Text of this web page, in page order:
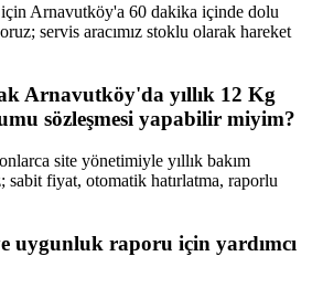
Arnavutköy'a 60 dakika içinde dolu
servis aracımız stoklu olarak hareket
Arnavutköy'da yıllık 12 Kg
sözleşmesi yapabilir miyim?
site yönetimiyle yıllık bakım
sabit fiyat, otomatik hatırlatma, raporlu
uygunluk raporu için yardımcı